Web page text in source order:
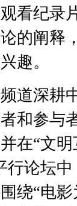
看纪录
的阐释
趣。
深耕中
和参与
在“文
行论坛
绕“电